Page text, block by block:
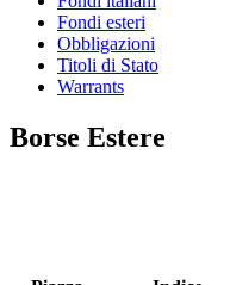
Fondi esteri
Obbligazioni
Titoli di Stato
Warrants
Borse Estere